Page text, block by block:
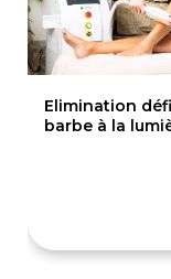
Elimination
barbe à la